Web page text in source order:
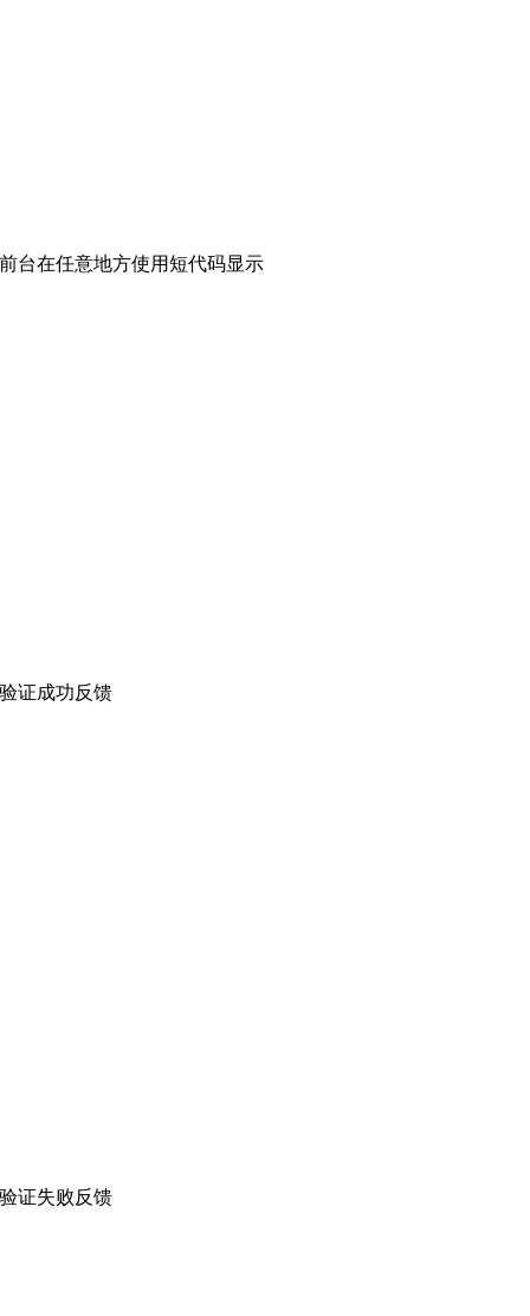
前台在任意地方使用短代码显示
验证成功反馈
验证失败反馈